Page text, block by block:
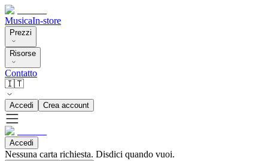
MusicaIn-store
Prezzi
Risorse
Contatto
🇮🇹
Accedi Crea account
Accedi
Nessuna carta richiesta. Disdici quando vuoi.